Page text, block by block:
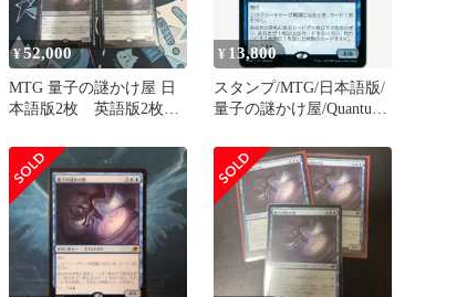
¥52,000
MTG 量子の謎かけ屋 日
本語版2枚 英語版2枚
¥ 13,800
スタンプ/MTG/日本語版/
量子の謎かけ屋/Quantum
端/Edge of
Eternities/EOE072